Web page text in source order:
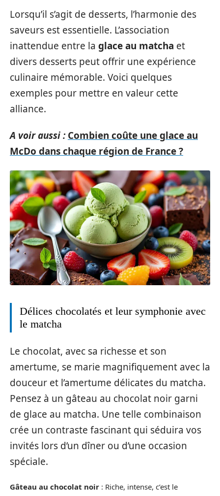
Lorsqu’il s’agit de desserts, l’harmonie des
saveurs est essentielle. L’association
inattendue entre la glace au matcha et
divers desserts peut offrir une expérience
culinaire mémorable. Voici quelques
exemples pour mettre en valeur cette
alliance.
A voir aussi : Combien coûte une glace au
McDo dans chaque région de France ?
Délices chocolatés et leur symphonie avec
le matcha
Le chocolat, avec sa richesse et son
amertume, se marie magnifiquement avec la
douceur et l’amertume délicates du matcha.
Pensez à un gâteau au chocolat noir garni
de glace au matcha. Une telle combinaison
crée un contraste fascinant qui séduira vos
invités lors d’un dîner ou d’une occasion
spéciale.
Gâteau au chocolat noir : Riche, intense, c’est le